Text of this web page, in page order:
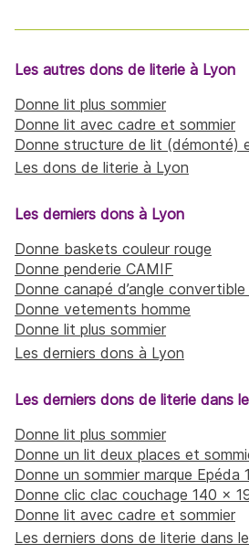
Les autres dons de literie à Lyon
Donne lit plus sommier
Donne lit avec cadre et sommier
Donne structure de lit (démonté)
Les dons de literie à Lyon
Les derniers dons à Lyon
Donne baskets couleur rouge
Donne penderie CAMIF
Donne canapé d’angle convertible
Donne vetements homme
Donne lit plus sommier
Les derniers dons à Lyon
Les derniers dons de literie dans
Donne lit plus sommier
Donne un lit deux places et
Donne un sommier marque Epéda
Donne clic clac couchage 140 ×
Donne lit avec cadre et sommier
Les derniers dons de literie dans